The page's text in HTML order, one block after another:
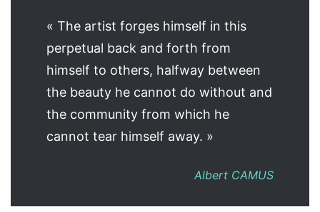
« The artist forges himself in this
perpetual back and forth from
himself to others, halfway between
the beauty he cannot do without and
the community from which he
cannot tear himself away. »
Albert CAMUS